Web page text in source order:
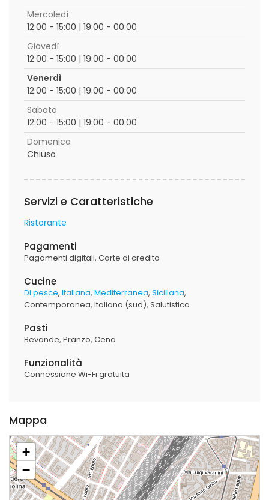
Mercoledì
12:00 - 15:00 | 19:00 - 00:00
Giovedì
12:00 - 15:00 | 19:00 - 00:00
Venerdì
12:00 - 15:00 | 19:00 - 00:00
Sabato
12:00 - 15:00 | 19:00 - 00:00
Domenica
Chiuso
Servizi e Caratteristiche
Ristorante
Pagamenti
Pagamenti digitali Carte di credito
Cucine
Di pesce Italiana Mediterranea Siciliana
Contemporanea Italiana (sud) Salutistica
Pasti
Bevande Pranzo Cena
Funzionalità
Connessione Wi-Fi gratuita
Mappa
+
−